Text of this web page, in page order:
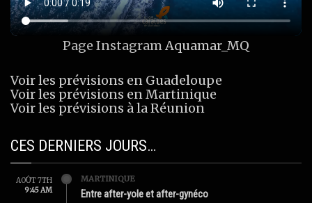
Page InstagramAquamar_MQ
Voir les prévisions en Guadeloupe
Voir les prévisions en Martinique
Voir les prévisions à la Réunion
CES DERNIERS JOURS…
AOÛT 7TH
9:45 AM
MARTINIQUE
Entre after-yole et after-gynéco